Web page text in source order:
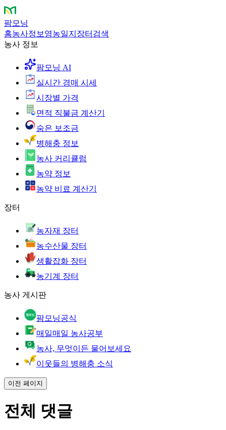
팜모닝
홈농사정보 영농일지 장터 검색
농사 정보
팜모닝 AI
실시간 경매 시세
시장별 가격
면적 직불금 계산기
숨은 보조금
병해충 정보
농사 커리큘럼
농약 정보
농약 비료 계산기
장터
농자재 장터
농수산물 장터
생활잡화 장터
농기계 장터
농사 게시판
팜모닝공식
매일매일 농사공부
농사, 무엇이든 물어보세요
이웃들의 병해충 소식
이전 페이지
전체 댓글